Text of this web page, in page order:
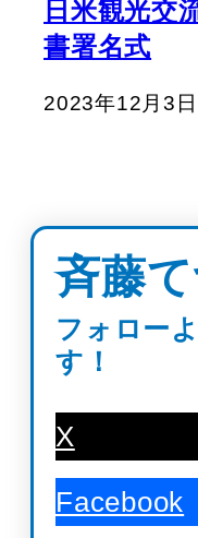
日米観光交
書署名式
2023年12月3日
斉藤
フォロー
す！
X
Facebook